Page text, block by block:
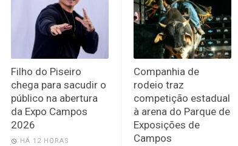
Filho do Piseiro
chega para sacudir o
público na abertura
da Expo Campos
2026
HÁ 12 HORAS
Companhia de
rodeio traz
competição estadual
à arena do Parque de
Exposições de
Campos